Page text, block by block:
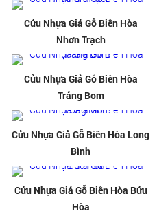
Cửu Nhựa Giả Gỗ Biên Hòa
Nhơn Trạch
Cửu Nhựa Giả Gỗ Biên Hòa
Trảng Bom
Cửu Nhựa Giả Gỗ Biên Hòa Long
Bình
Cửu Nhựa Giả Gỗ Biên Hòa Bửu
Hòa